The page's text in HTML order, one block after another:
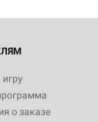
о заказе